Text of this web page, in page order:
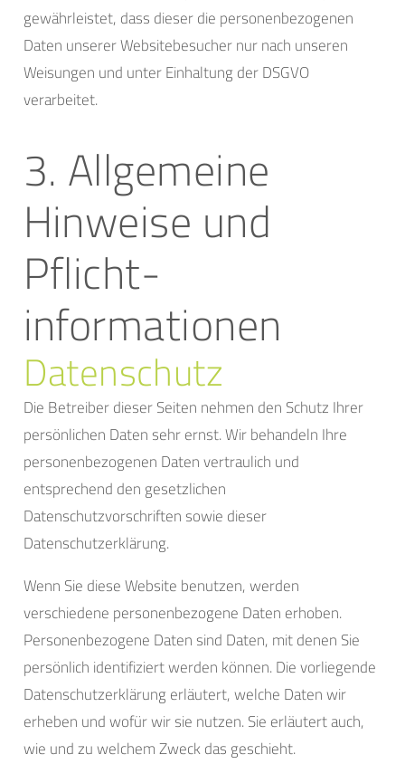
gewährleistet, dass dieser die personenbezogenen
Daten unserer Websitebesucher nur nach unseren
Weisungen und unter Einhaltung der DSGVO
verarbeitet.
3. Allgemeine
Hinweise und
Pflicht­
informationen
Datenschutz
Die Betreiber dieser Seiten nehmen den Schutz Ihrer
persönlichen Daten sehr ernst. Wir behandeln Ihre
personenbezogenen Daten vertraulich und
entsprechend den gesetzlichen
Datenschutzvorschriften sowie dieser
Datenschutzerklärung.
Wenn Sie diese Website benutzen, werden
verschiedene personenbezogene Daten erhoben.
Personenbezogene Daten sind Daten, mit denen Sie
persönlich identifiziert werden können. Die vorliegende
Datenschutzerklärung erläutert, welche Daten wir
erheben und wofür wir sie nutzen. Sie erläutert auch,
wie und zu welchem Zweck das geschieht.